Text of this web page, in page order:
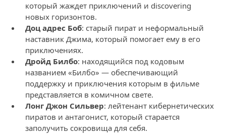
который жаждет приключений и discovering
новых горизонтов.
Доц адрес Боб: старый пират и неформальный
наставник Джима, который помогает ему в его
приключениях.
Дройд Билбо: находящийся под кодовым
названием «Билбо» — обеспечивающий
поддержку и приключения которым в фильме
представляется в комичном свете.
Лонг Джон Сильвер: лейтенант кибернетических
пиратов и антагонист, который старается
заполучить сокровища для себя.